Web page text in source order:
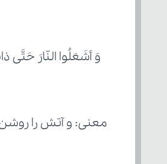
وَ أشَعَلُوا النّارَ
معنی: و آتش را